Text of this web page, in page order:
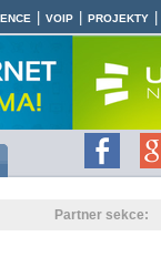
VOIP PROJEKTY
Partner sekce: